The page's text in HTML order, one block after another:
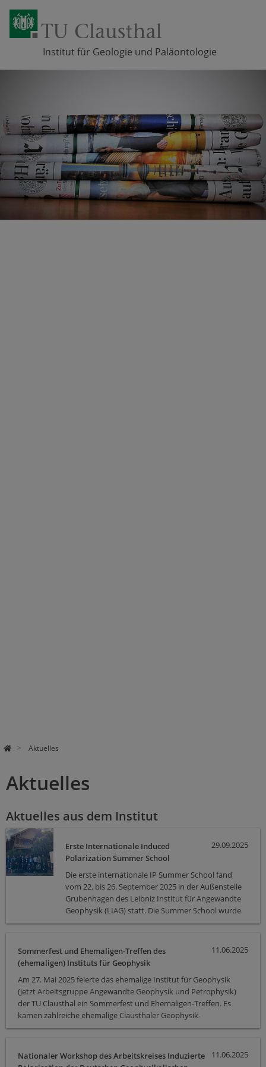
Institut für Geologie und Paläontologie
Aktuelles
Aktuelles
Aktuelles aus dem Institut
29.09.2025
Erste Internationale Induced
Polarization Summer School
Die erste internationale IP Summer School fand
vom 22. bis 26. September 2025 in der Außenstelle
Grubenhagen des Leibniz Institut für Angewandte
Geophysik (LIAG) statt. Die Summer School wurde
organisiert vom Arbeitskreis Induzierte Polarisation
vom LIAG, der Uni Kiel und der TU Clausthal
organisiert. Die Hauptthemen waren Exploration,
Chrakterisierung und Monitoring von Grundwasser,
Aquiferen und Kontaminationen. 15
Teilnehmer:innen aus der ganzen Welt lernten
während in der Summer School vieles zu der
Anwendung der Induzierten Polarisation für
hydrogeologische Aufgabenstellungen, in Form von
Auswertungen und zahlreichen wertvollen
11.06.2025
Sommerfest und Ehemaligen-Treffen des
(ehemaligen) Instituts für Geophysik
Am 27. Mai 2025 feierte das ehemalige Institut für Geophysik
(jetzt Arbeitsgruppe Angewandte Geophysik und Petrophysik)
der TU Clausthal ein Sommerfest und Ehemaligen-Treffen. Es
kamen zahlreiche ehemalige Clausthaler Geophysik-
Student:innen, -Doktorand:innen und -Mitarbeiter, aber auch
den Universitäten TU Braunschweig, Uni Kiel, Uni Bonn, Uni Köln
und vor allem auch von der TU Bergakademie Freiberg (TUBAF)
11.06.2025
Nationaler Workshop des Arbeitskreises Induzierte